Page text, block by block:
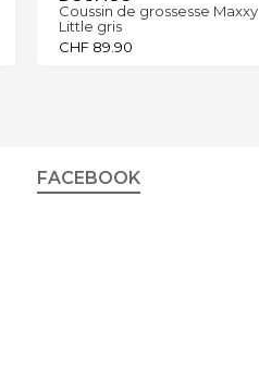
Coussin de grossesse Maxxy
Little gris
CHF 89.90
FACEBOOK